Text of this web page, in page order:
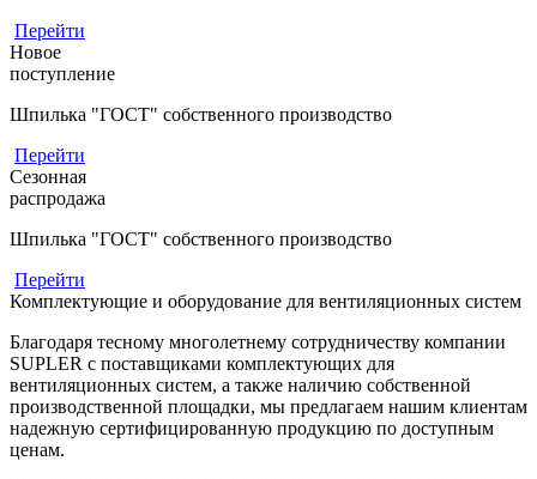
Перейти
Новое
поступление
Шпилька "ГОСТ" собственного производство
Перейти
Сезонная
распродажа
Шпилька "ГОСТ" собственного производство
Перейти
Комплектующие и оборудование для вентиляционных систем
Благодаря тесному многолетнему сотрудничеству компании
SUPLER с поставщиками комплектующих для
вентиляционных систем, а также наличию собственной
производственной площадки, мы предлагаем нашим клиентам
надежную сертифицированную продукцию по доступным
ценам.